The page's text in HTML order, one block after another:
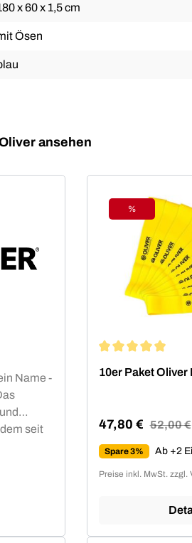
x 60 x 1,5 cm
Ösen
ansehen
Name -
seit
Rabatt
%
10er Paket Oliver
Verkaufspreis:
47,80 € Regulärer
52,00 €
Spare 3% Ab +2
Preise inkl. MwSt. zzgl.